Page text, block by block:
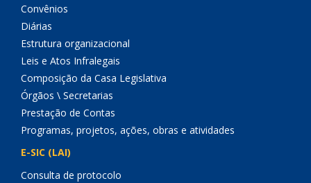
Convênios
Diárias
Estrutura organizacional
Leis e Atos Infralegais
Composição da Casa Legislativa
Órgãos \ Secretarias
Prestação de Contas
Programas, projetos, ações, obras e atividades
E-SIC (LAI)
Consulta de protocolo